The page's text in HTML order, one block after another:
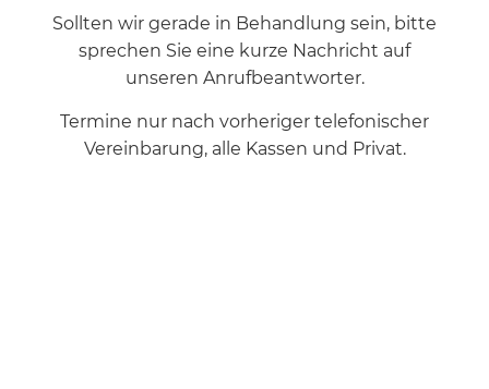
Sollten wir gerade in Behandlung sein, bitte
sprechen Sie eine kurze Nachricht auf
unseren Anrufbeantworter.
Termine nur nach vorheriger telefonischer
Vereinbarung, alle Kassen und Privat.